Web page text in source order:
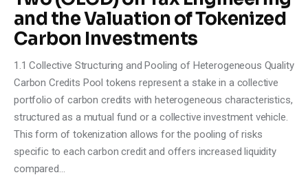
and the Valuation of Tokenized
Carbon Investments
1.1 Collective Structuring and Pooling of Heterogeneous Quality
Carbon Credits Pool tokens represent a stake in a collective
portfolio of carbon credits with heterogeneous characteristics,
structured as a mutual fund or a collective investment vehicle.
This form of tokenization allows for the pooling of risks
specific to each carbon credit and offers increased liquidity
compared…